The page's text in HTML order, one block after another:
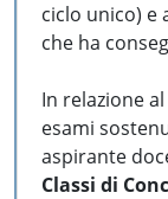
ciclo unico) e
che ha
In relazione
esami
aspirante
Classi di